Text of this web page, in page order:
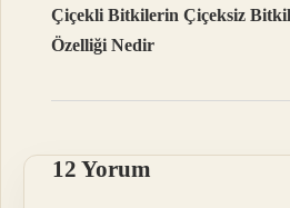
Çiçekli Bitkilerin Çiçeksiz
Özelliği Nedir
12 Yorum